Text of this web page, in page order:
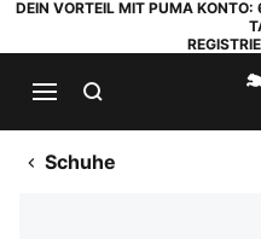
DEIN VORTEIL MIT PUMA
Schuhe